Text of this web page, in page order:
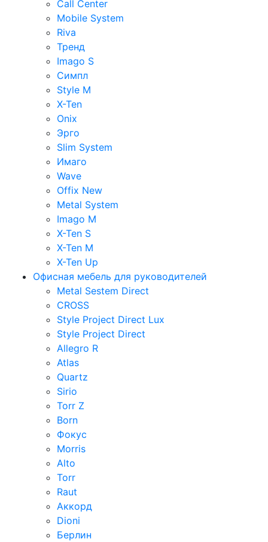
Call Center
Mobile System
Riva
Тренд
Imago S
Симпл
Style M
X-Ten
Onix
Эрго
Slim System
Имаго
Wave
Offix New
Metal System
Imago M
X-Ten S
X-Ten M
X-Ten Up
Офисная мебель для руководителей
Metal Sestem Direct
CROSS
Style Project Direct Lux
Style Project Direct
Allegro R
Atlas
Quartz
Sirio
Torr Z
Born
Фокус
Morris
Alto
Torr
Raut
Аккорд
Dioni
Берлин